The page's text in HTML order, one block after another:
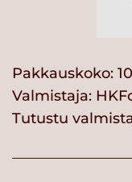
Pakkauskoko:
Valmistaja:
Tutustu